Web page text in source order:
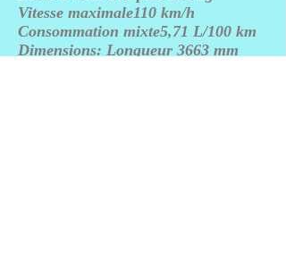
Vitesse maximale110 km/h
Consommation mixte5,71 L/100 km
Dimensions: Longueur 3663 mm